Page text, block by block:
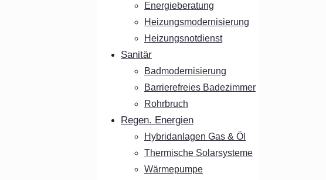
Energieberatung
Heizungsmodernisierung
Heizungsnotdienst
Sanitär
Badmodernisierung
Barrierefreies Badezimmer
Rohrbruch
Regen. Energien
Hybridanlagen Gas & Öl
Thermische Solarsysteme
Wärmepumpe